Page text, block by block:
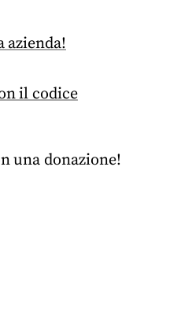
azienda!
il codice
una donazione!